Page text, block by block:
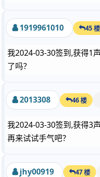
1919961010 45 楼
我2024-03-30签到,获得1
了吗？
2013308 46 楼
我2024-03-30签到,获得3
再来试试手气吧？
jhy00919 47 楼